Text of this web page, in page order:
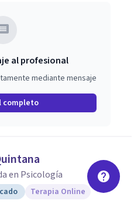
al profesional
mediante mensaje
completo
en Psicología
Terapia Online